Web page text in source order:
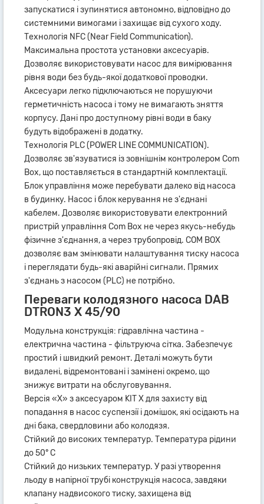
запускатися і зупинятися автономно, відповідно до
системними вимогами і захищає від сухого ходу.
Технологія NFC (Near Field Communication).
Максимальна простота установки аксесуарів.
Дозволяє використовувати насос для вимірювання
рівня води без будь-якої додаткової проводки.
Аксесуари легко підключаються не порушуючи
герметичність насоса і тому не вимагають зняття
корпусу. Дані про доступному рівні води в баку
будуть відображені в додатку.
Технологія PLC (POWER LINE COMMUNICATION).
Дозволяє зв'язуватися із зовнішнім контролером Com
Box, що поставляється в стандартній комплектації.
Блок управління може перебувати далеко від насоса
в будинку. Насос і блок керування не з'єднані
кабелем. Дозволяє використовувати електронний
пристрій управління Com Box не через якусь-небудь
фізичне з'єднання, а через трубопровід. COM BOX
дозволяє вам змінювати налаштування тиску насоса
і переглядати будь-які аварійні сигнали. Прямих
з'єднань з насосом (PLC) не потрібно.
Переваги колодязного насоса DAB
DTRON3 X 45/90
Модульна конструкція: гідравлічна частина -
електрична частина - фільтруюча сітка. Забезпечує
простий і швидкий ремонт. Деталі можуть бути
видалені, відремонтовані і замінені окремо, що
знижує витрати на обслуговування.
Версія «Х» з аксесуаром KIT X для захисту від
попадання в насос суспензії і домішок, які осідають на
дні бака, свердловини або колодязя.
Стійкий до високих температур. Температура рідини
до 50° C
Стійкий до низьких температур. У разі утворення
льоду в напірної трубі конструкція насоса, завдяки
клапану надвисокого тиску, захищена від